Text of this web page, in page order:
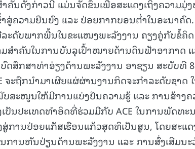
ຄັນດັ່ງກ່າວນີ້ ແມ່ນຈັດຂຶ້ນເພື່ອສະແດງເຖິງຄວາມມຸ່
ຄວາມຍືນຍົງ ແລະ ປ່ອຍກາກບອນຕໍ່າໃນອະນາຄົດ
ລະດັບພາກພື້ນໃນຂະແໜງພະລັງງານ ຄຽງຄູ່ກັບຂໍ້ຄິດ
ສໍາຄັນໃນການບັນລຸເປົ້າໝາຍດ້ານດິນຟ້າອາກາດ
ສຶກສາທ່າອ່ຽງດ້ານພະລັງງານ ອາຊຽນ ສະບັບທີ 8
ຈະຖືກນໍາມາເຜີຍແຜ່ຜ່ານງານກິດຈະກໍາລະດັບຊາດ
ບສະໜູນໃຫ້ມີການແບ່ງປັນຄວາມຮູ້ ແລະ ການສ້າງຄ
ປັນປະເທດທໍາອິດທີ່ຮ່ວມມືກັບ ACE ໃນການພັດທະ
ການປ່ອຍແກັສເຮືອນແກ້ວສຸດທິເປັນສູນ, ໂດຍສະແດ
ການຫັນປ່ຽນດ້ານພະລັງງານ ແລະ ການສົ່ງເສີມນະ